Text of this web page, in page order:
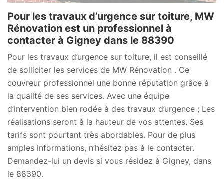
Pour les travaux d’urgence sur toiture, MW
Rénovation est un professionnel à
contacter à Gigney dans le 88390
Pour les travaux d’urgence sur toiture, il est conseillé
de solliciter les services de MW Rénovation . Ce
couvreur professionnel une bonne réputation grâce à
la qualité de ses services. Avec une équipe
d’intervention bien rodée à des travaux d’urgence ; Les
réalisations seront à la hauteur de vos attentes. Ses
tarifs sont pourtant très abordables. Pour de plus
amples informations, n’hésitez pas à le contacter.
Demandez-lui un devis si vous résidez à Gigney, dans
le 88390.